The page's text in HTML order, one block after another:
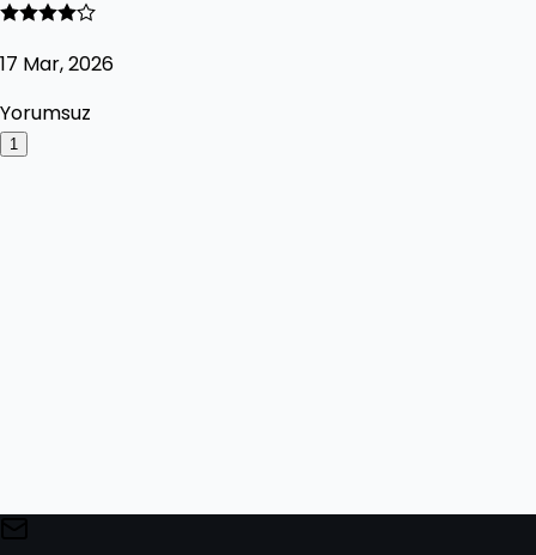
17 Mar, 2026
Yorumsuz
1